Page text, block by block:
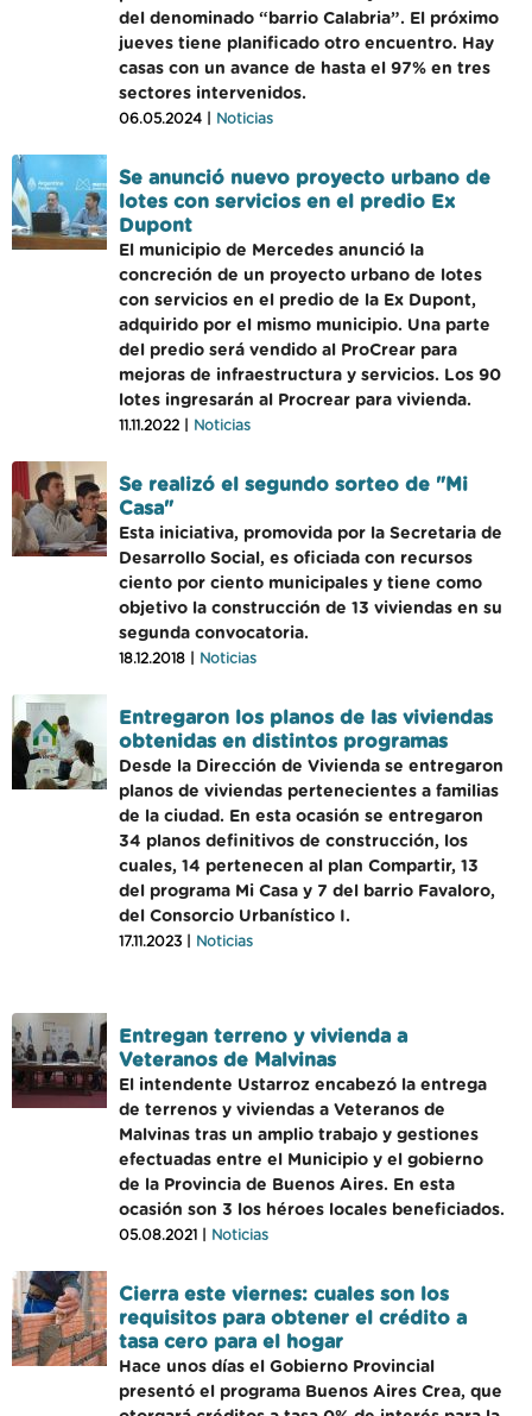
del denominado “barrio Calabria”. El próximo
jueves tiene planificado otro encuentro. Hay
casas con un avance de hasta el 97% en tres
sectores intervenidos.
06.05.2024 | Noticias
Se anunció nuevo proyecto urbano de
lotes con servicios en el predio Ex
Dupont
El municipio de Mercedes anunció la
concreción de un proyecto urbano de lotes
con servicios en el predio de la Ex Dupont,
adquirido por el mismo municipio. Una parte
del predio será vendido al ProCrear para
mejoras de infraestructura y servicios. Los 90
lotes ingresarán al Procrear para vivienda.
11.11.2022 | Noticias
Se realizó el segundo sorteo de "Mi
Casa"
Esta iniciativa, promovida por la Secretaria de
Desarrollo Social, es oficiada con recursos
ciento por ciento municipales y tiene como
objetivo la construcción de 13 viviendas en su
segunda convocatoria.
18.12.2018 | Noticias
Entregaron los planos de las viviendas
obtenidas en distintos programas
Desde la Dirección de Vivienda se entregaron
planos de viviendas pertenecientes a familias
de la ciudad. En esta ocasión se entregaron
34 planos definitivos de construcción, los
cuales, 14 pertenecen al plan Compartir, 13
del programa Mi Casa y 7 del barrio Favaloro,
del Consorcio Urbanístico I.
17.11.2023 | Noticias
Entregan terreno y vivienda a
Veteranos de Malvinas
El intendente Ustarroz encabezó la entrega
de terrenos y viviendas a Veteranos de
Malvinas tras un amplio trabajo y gestiones
efectuadas entre el Municipio y el gobierno
de la Provincia de Buenos Aires. En esta
ocasión son 3 los héroes locales beneficiados.
05.08.2021 | Noticias
Cierra este viernes: cuales son los
requisitos para obtener el crédito a
tasa cero para el hogar
Hace unos días el Gobierno Provincial
presentó el programa Buenos Aires Crea, que